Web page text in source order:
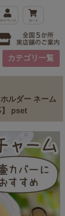
カテゴリ一覧
ルダー ネーム
】 pset